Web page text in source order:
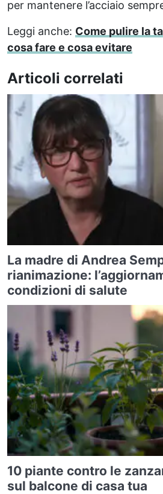
per mantenere l’acciaio
Leggi anche: Come pulire la
cosa fare e cosa evitare
Articoli correlati
La madre di Andrea
rianimazione:
condizioni di salute
10 piante contro le
sul balcone di casa tua